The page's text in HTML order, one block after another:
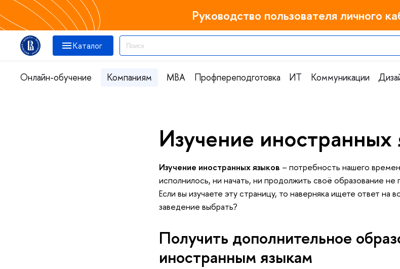
Руководство пользователя личного
Каталог
Онлайн-обучение Компаниям MBA Профпереподготовка ИТ Коммуникации
Изучение иностранных
Изучение иностранных языков – потребность нашего
исполнилось, ни начать, ни продолжить своё образование не
Если вы изучаете эту страницу, то наверняка ищете ответ на
заведение выбрать?
Получить дополнительное
иностранным языкам